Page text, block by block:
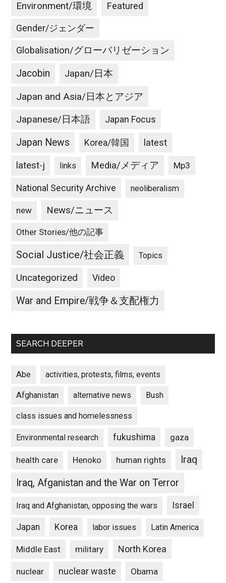
Environment/環境 Featured
Gender/ジェンダー
Globalisation/グローバリゼーション
Jacobin Japan/日本
Japan and Asia/日本とアジア
Japanese/日本語 Japan Focus
Japan News Korea/韓国 latest
latest-j links Media/メディア Mp3
National Security Archive neoliberalism
new News/ニュース
Other Stories/他の記事
Social Justice/社会正義 Topics
Uncategorized Video
War and Empire/戦争＆支配権力
SEARCH DEEPER
Abe activities, protests, films, events
Afghanistan alternative news Bush
class issues and homelessness
Environmental research fukushima gaza
health care Henoko human rights
Iraq
Iraq, Afganistan and the War on Terror
Iraq and Afghanistan, opposing the wars Israel
Japan Korea labor issues Latin America
Middle East military North Korea
nuclear nuclear waste Obama